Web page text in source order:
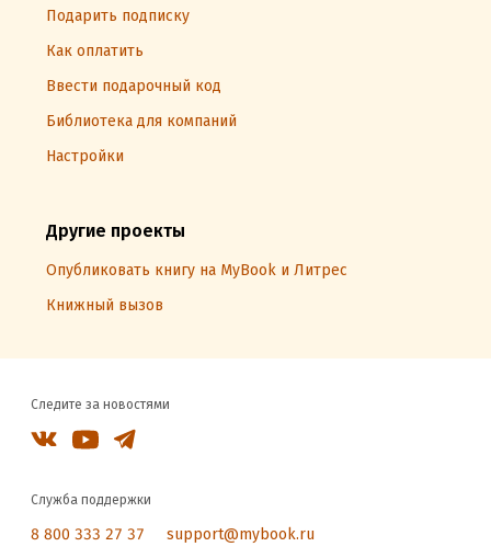
Подарить подписку
Как оплатить
Ввести подарочный код
Библиотека для компаний
Настройки
Другие проекты
Опубликовать книгу на MyBook и Литрес
Книжный вызов
Следите за новостями
Служба поддержки
8 800 333 27 37 support@mybook.ru